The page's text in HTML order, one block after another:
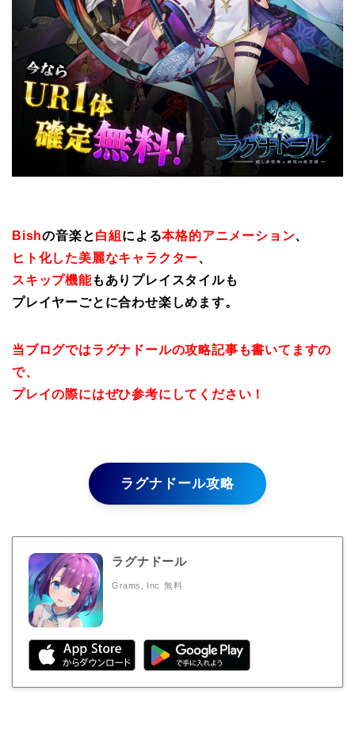
Bishの音楽と白組 による本格的アニメーション、
ヒト化した美麗なキャラクター、
スキップ機能もありプレイスタイルも
プレイヤーごとに合わせ楽しめます。
当ブログではラグナドールの攻略記事も書いてますの
で、
プレイの際にはぜひ参考にしてください！
ラグナドール攻略
ラグナドール
Grams, Inc 無料